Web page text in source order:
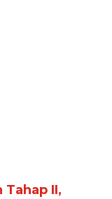
Tahap II,